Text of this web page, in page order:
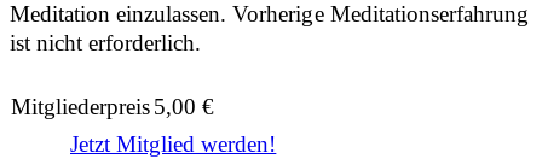
Meditation einzulassen. Vorherige Meditationserfahrung
ist nicht erforderlich.
Mitgliederpreis5,00€
Jetzt Mitglied werden!